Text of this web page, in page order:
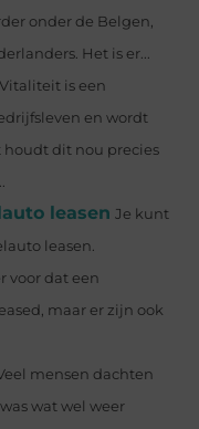
onder de Belgen,
Het is er...
Vitaliteit is een
en wordt
houdt dit nou precies
leasen Je kunt
leasen.
voor dat een
maar er zijn ook
mensen dachten
wat wel weer